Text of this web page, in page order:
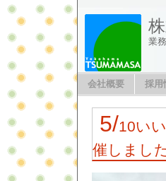
業
会社概要 採用
5/10い
催しまし